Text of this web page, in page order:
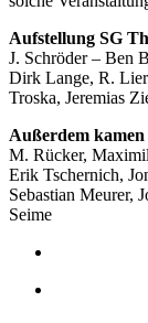
Aufstellung SG
J. Schröder – Ben
Dirk Lange, R.
Troska, Jeremias
Außerdem
M. Rücker,
Erik Tschernich,
Sebastian Meurer,
Seime